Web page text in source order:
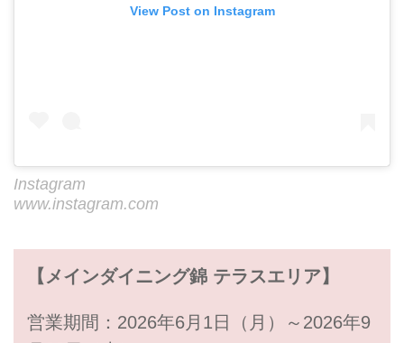
View Post on Instagram
Instagram
www.instagram.com
【メインダイニング錦 テラスエリア】
営業期間：2026年6月1日（月）～2026年9